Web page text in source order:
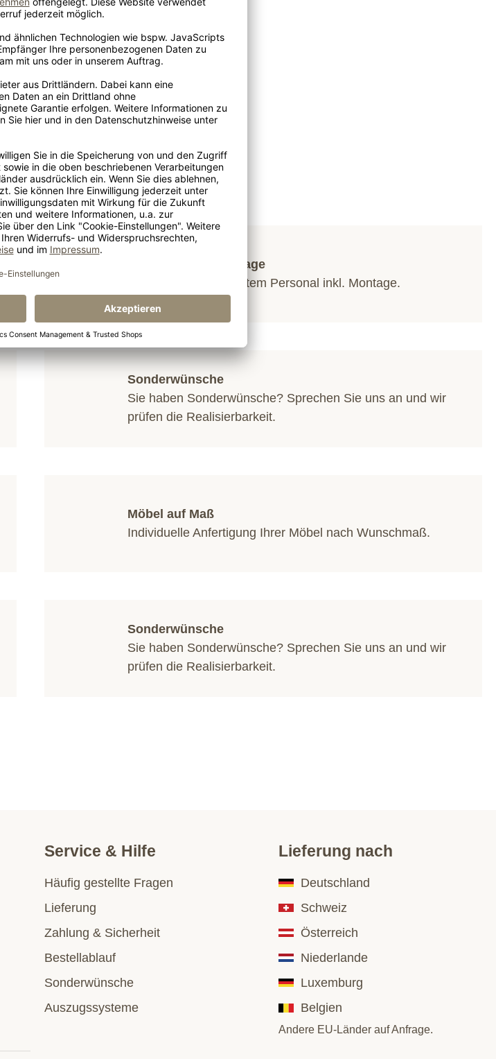
Lieferung und Montage
Lieferung mit geschultem Personal inkl. Montage.
Sonderwünsche
Sie haben Sonderwünsche? Sprechen Sie uns an und wir
prüfen die Realisierbarkeit.
Möbel auf Maß
Individuelle Anfertigung Ihrer Möbel nach Wunschmaß.
Sonderwünsche
Sie haben Sonderwünsche? Sprechen Sie uns an und wir
prüfen die Realisierbarkeit.
Service & Hilfe
Häufig gestellte Fragen
Lieferung
Zahlung & Sicherheit
Bestellablauf
Sonderwünsche
Auszugssysteme
Lieferung nach
Deutschland
Schweiz
Österreich
Niederlande
Luxemburg
Belgien
Andere EU-Länder auf Anfrage.